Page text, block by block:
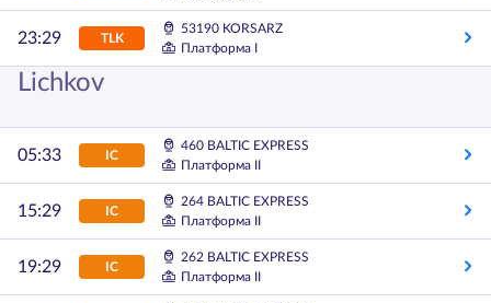
23:29 TLK
53190 KORSARZ
Платформа I
Lichkov
05:33 IC
460 BALTIC EXPRESS
Платформа II
15:29 IC
264 BALTIC EXPRESS
Платформа II
19:29 IC
262 BALTIC EXPRESS
Платформа II